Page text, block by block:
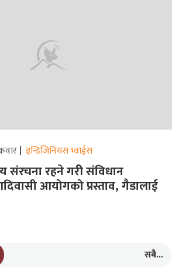
इन्डिजिनियस भ्वाईस
संरचना रहने गरीे संविधान
आयोगको प्रस्ताव, गैडालाई
सबै...